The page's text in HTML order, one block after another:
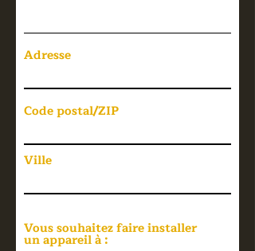
Adresse
Code postal/ZIP
Ville
Vous souhaitez faire installer
un appareil à :